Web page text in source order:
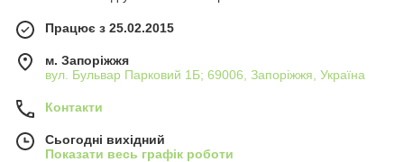
Працює з 25.02.2015
м. Запоріжжя
вул. Бульвар Парковий 1Б; 69006, Запоріжжя, Україна
Контакти
Сьогодні вихідний
Показати весь графік роботи